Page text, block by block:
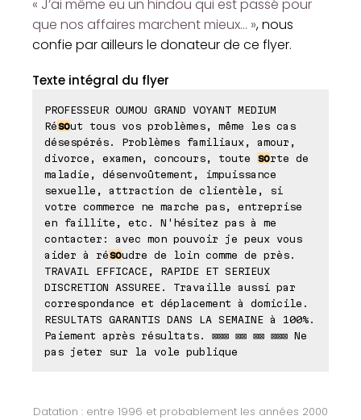
« J’ai même eu un hindou qui est passé pour
que nos affaires marchent mieux… », nous
confie par ailleurs le donateur de ce flyer.
Texte intégral du flyer
PROFESSEUR OUMOU GRAND VOYANT MEDIUM
Résout tous vos problèmes, même les cas
désespérés. Problèmes familiaux, amour,
divorce, examen, concours, toute sorte de
maladie, désenvoûtement, impuissance
sexuelle, attraction de clientèle, si
votre commerce ne marche pas, entreprise
en faillite, etc. N'hésitez pas à me
contacter: avec mon pouvoir je peux vous
aider à résoudre de loin comme de près.
TRAVAIL EFFICACE, RAPIDE ET SERIEUX
DISCRETION ASSUREE. Travaille aussi par
correspondance et déplacement à domicile.
RESULTATS GARANTIS DANS LA SEMAINE à 100%.
Paiement après résultats. ⊠⊠⊠ ⊠⊠ ⊠⊠ ⊠⊠⊠ Ne
pas jeter sur la vole publique
Datation : entre 1996 et probablement les années 2000